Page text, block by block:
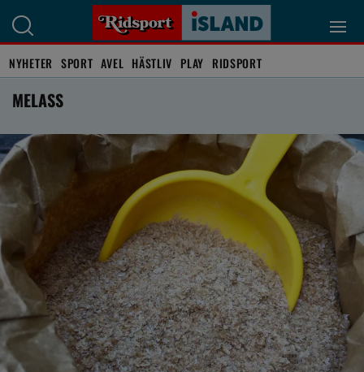
NYHETER SPORT AVEL HÄSTLIV PLAY RIDSPORT
MELASS